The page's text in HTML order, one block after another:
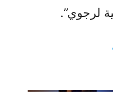
لرجوي”.